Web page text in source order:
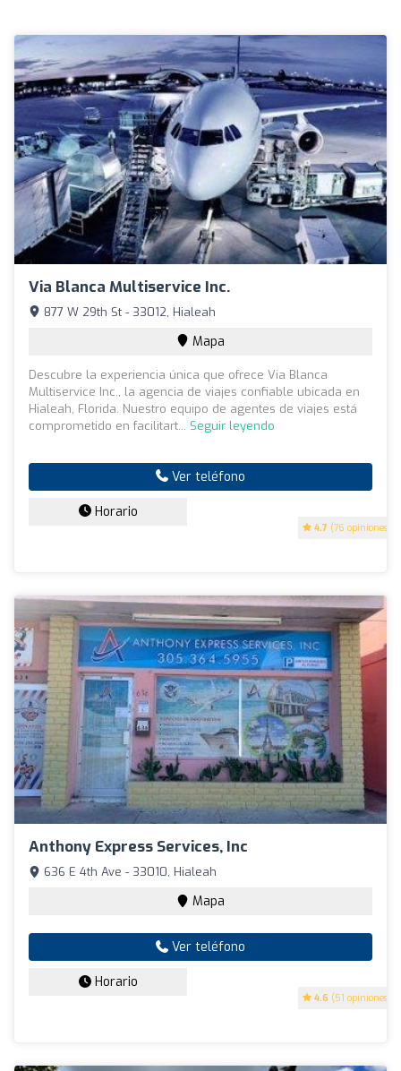
Via Blanca Multiservice Inc.
4.7 (76 opiniones)
877 W 29th St - 33012, Hialeah
Mapa
Descubre la experiencia única que ofrece Via Blanca
Multiservice Inc., la agencia de viajes confiable ubicada en
Hialeah, Florida. Nuestro equipo de agentes de viajes está
comprometido en facilitart... Seguir leyendo
Ver teléfono
Horario
Anthony Express Services, Inc
4.6 (51 opiniones)
636 E 4th Ave - 33010, Hialeah
Mapa
Ver teléfono
Horario